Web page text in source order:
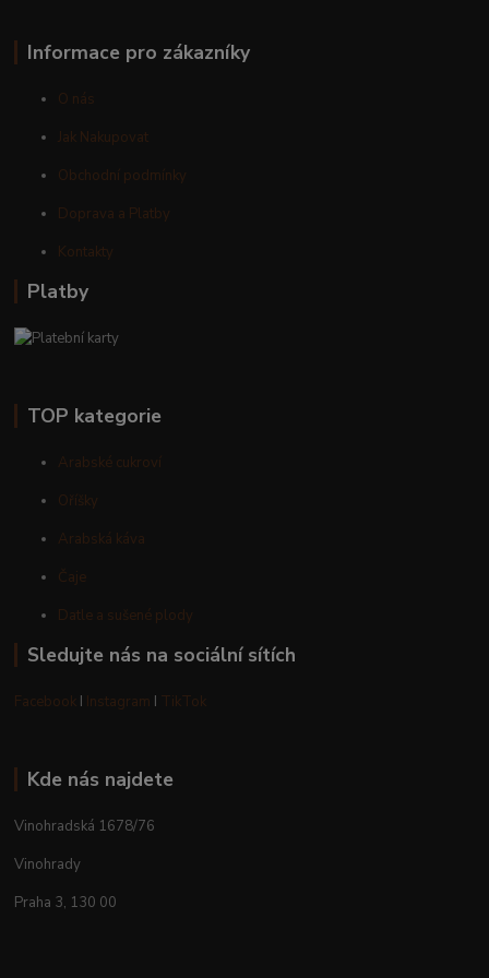
Informace pro zákazníky
O nás
Jak Nakupovat
Obchodní podmínky
Doprava a Platby
Kontakty
Platby
TOP kategorie
Arabské cukroví
Oříšky
Arabská káva
Čaje
Datle a sušené plody
Sledujte nás na sociální sítích
Facebook I Instagram I TikTok
Kde nás najdete
Vinohradská 1678/76
Vinohrady
Praha 3, 130 00